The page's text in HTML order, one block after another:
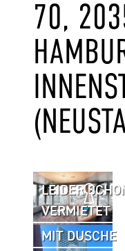
70,
LEIDER
VERMIETET
MIT DUSCHE